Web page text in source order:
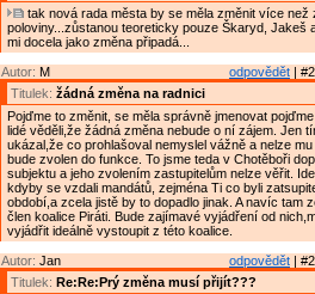
tak nová rada města by se měla změnit více než
poloviny...zůstanou teoreticky pouze Škaryd, Jakeš
mi docela jako změna připadá...
odpovědět |
Autor: M
Titulek: žádná změna na radnici
Pojďme to změnit, se měla správně jmenovat
lidé věděli,že žádná změna nebude o ní zájem. Jen
ukázal,že co prohlašoval nemyslel vážně a nelze
bude zvolen do funkce. To jsme teda v Chotěboři
subjektu a jeho zvolením zastupitelům nelze věřit.
kdyby se vzdali mandátů, zejména Ti co byli
období,a zcela jistě by to dopadlo jinak. A navíc tam
člen koalice Piráti. Bude zajímavé vyjádření od
vyjádřit ideálně vystoupit z této koalice.
odpovědět |
Autor: Jan
Titulek: Re:Re:Prý změna musí přijít???